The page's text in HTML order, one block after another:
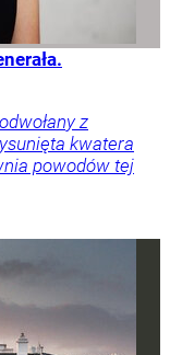
z
kwatera
powodów tej